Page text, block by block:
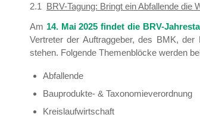
2.1 BRV-Tagung: Bringt ein Abfallende die
Am 14. Mai 2025 findet die BRV-
Vertreter der Auftraggeber, des BMK,
stehen. Folgende Themenblöcke werden
Abfallende
Bauprodukte- & Taxonomieverordnung
Kreislaufwirtschaft